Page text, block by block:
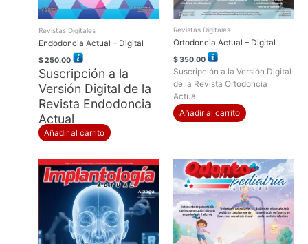
Revistas Digitales
Endodoncia Actual – Digital
$250.00
Suscripción a la
Versión Digital de la
Revista Endodoncia
Actual
Añadir al carrito
Revistas Digitales
Ortodoncia Actual – Digital
$350.00
Suscripción a la Versión Digital
de la Revista Ortodoncia
Actual
Añadir al carrito